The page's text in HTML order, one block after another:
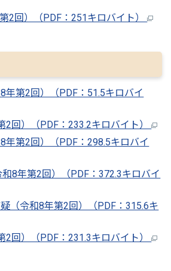
回）（PDF：251キロバイト）
第2回）（PDF：51.5キロバイ
2回）（PDF：233.2キロバイト）
第2回）（PDF：298.5キロバイ
8年第2回）（PDF：372.3キロバイ
（令和8年第2回）（PDF：315.6キ
2回）（PDF：231.3キロバイト）